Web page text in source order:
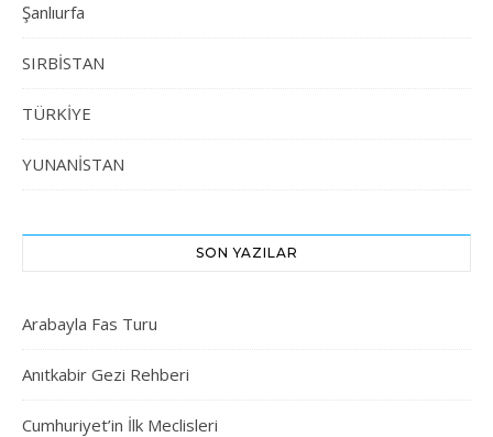
Şanlıurfa
SIRBİSTAN
TÜRKİYE
YUNANİSTAN
SON YAZILAR
Arabayla Fas Turu
Anıtkabir Gezi Rehberi
Cumhuriyet’in İlk Meclisleri